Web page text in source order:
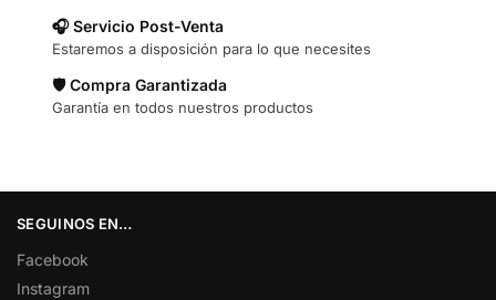
🎧 Servicio Post-Venta
Estaremos a disposición para lo que necesites
🛡️ Compra Garantizada
Garantía en todos nuestros productos
SEGUINOS EN…
Facebook
Instagram